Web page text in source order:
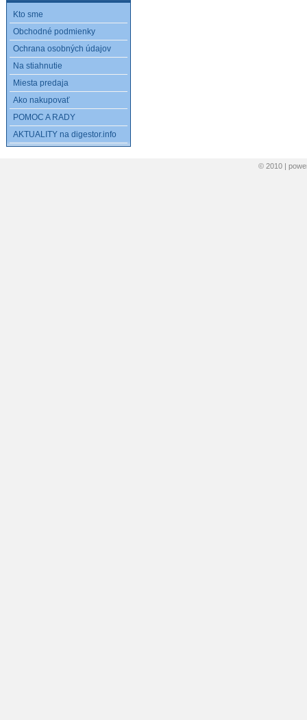
Kto sme
Obchodné podmienky
Ochrana osobných údajov
Na stiahnutie
Miesta predaja
Ako nakupovať
POMOC A RADY
AKTUALITY na digestor.info
© 2010 |